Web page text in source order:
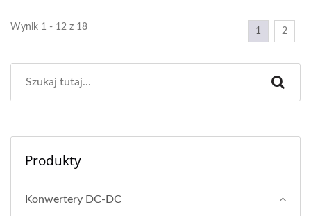
Wynik 1 - 12 z 18 1 2
Produkty
Konwertery DC-DC